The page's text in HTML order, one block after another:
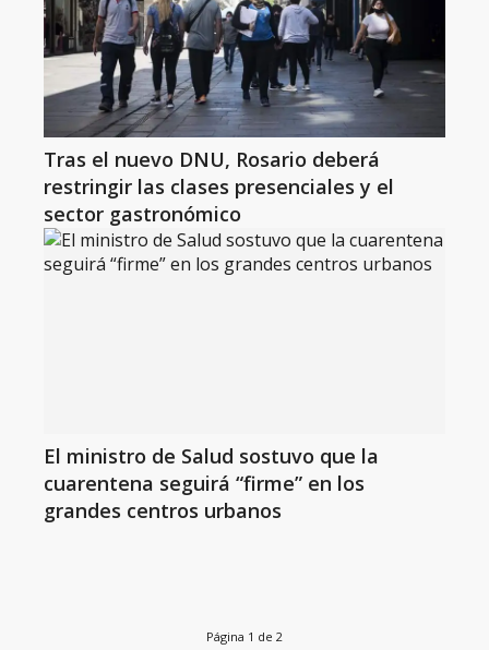
Tras el nuevo DNU, Rosario deberá
restringir las clases presenciales y el
sector gastronómico
El ministro de Salud sostuvo que la
cuarentena seguirá “firme” en los
grandes centros urbanos
Página 1 de 2